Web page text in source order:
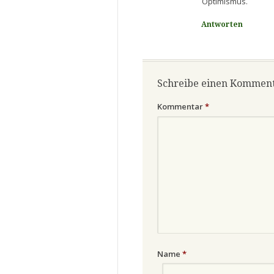
Antworten
Schreibe einen
Kommentar*
Name *